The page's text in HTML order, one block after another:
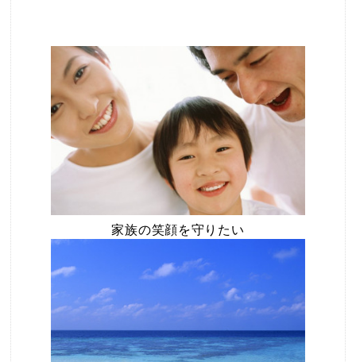
家族の笑顔を守りたい